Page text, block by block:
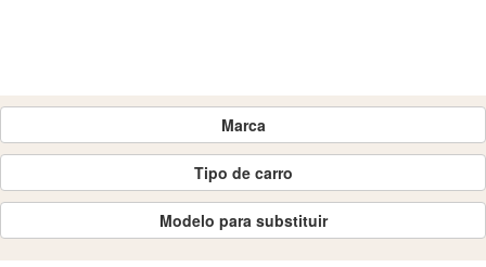
Marca
Tipo de carro
Modelo para substituir